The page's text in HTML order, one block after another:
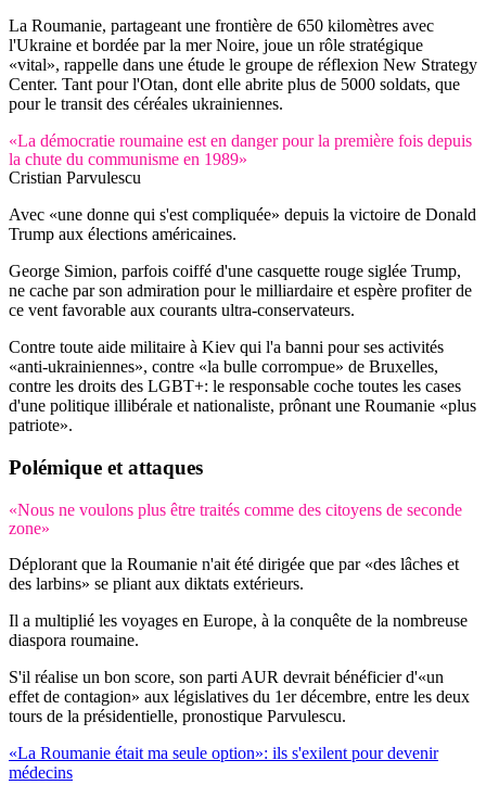
La Roumanie, partageant une frontière de 650 kilomètres avec
l'Ukraine et bordée par la mer Noire, joue un rôle stratégique
«vital», rappelle dans une étude le groupe de réflexion New Strategy
Center. Tant pour l'Otan, dont elle abrite plus de 5000 soldats, que
pour le transit des céréales ukrainiennes.
«La démocratie roumaine est en danger pour la première fois depuis
la chute du communisme en 1989»
Cristian Parvulescu
Avec «une donne qui s'est compliquée» depuis la victoire de Donald
Trump aux élections américaines.
George Simion, parfois coiffé d'une casquette rouge siglée Trump,
ne cache par son admiration pour le milliardaire et espère profiter de
ce vent favorable aux courants ultra-conservateurs.
Contre toute aide militaire à Kiev qui l'a banni pour ses activités
«anti-ukrainiennes», contre «la bulle corrompue» de Bruxelles,
contre les droits des LGBT+: le responsable coche toutes les cases
d'une politique illibérale et nationaliste, prônant une Roumanie «plus
patriote».
Polémique et attaques
«Nous ne voulons plus être traités comme des citoyens de seconde
zone»
Déplorant que la Roumanie n'ait été dirigée que par «des lâches et
des larbins» se pliant aux diktats extérieurs.
Il a multiplié les voyages en Europe, à la conquête de la nombreuse
diaspora roumaine.
S'il réalise un bon score, son parti AUR devrait bénéficier d'«un
effet de contagion» aux législatives du 1er décembre, entre les deux
tours de la présidentielle, pronostique Parvulescu.
«La Roumanie était ma seule option»: ils s'exilent pour devenir
médecins